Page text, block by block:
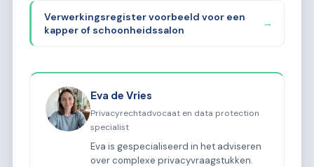
Verwerkingsregister voorbeeld voor een
kapper of schoonheidssalon
→
Eva de Vries
Privacyrechtadvocaat en data protection
specialist
Eva is gespecialiseerd in het adviseren
over complexe privacyvraagstukken.